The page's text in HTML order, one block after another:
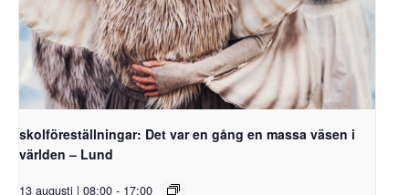
skolföreställningar: Det var en gång en massa väsen i
världen – Lund
13 augusti | 08:00 - 17:00